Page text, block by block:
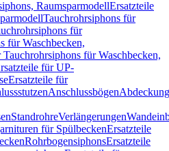
RaumsparmodellErsatzteile
Tauchrohrsiphons für
für
für Waschbecken,
für Waschbecken,
für UP-
Ersatzteile für
Anschlussbögen
StandrohreVerlängerungen
für SpülbeckenErsatzteile
RohrbogensiphonsErsatzteile